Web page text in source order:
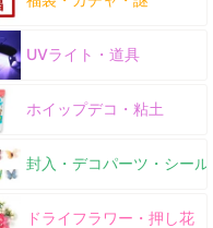
UVライト・道具
ホイップデコ・粘土
封入・デコパーツ・シール
ドライフラワー・押し花